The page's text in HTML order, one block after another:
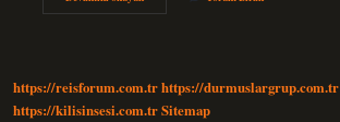
Aylık
Mu
https://reisforum.com.trhttps://durmuslargrup.com.tr
https://kilisinsesi.com.trSitemap